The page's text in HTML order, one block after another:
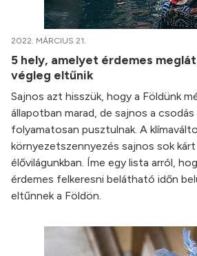
2022. MÁRCIUS 21.
5 hely, amelyet érdemes
végleg eltűnik
Sajnos azt hisszük, hogy a Földünk
állapotban marad, de sajnos a
folyamatosan pusztulnak. A
környezetszennyezés sajnos sok
élővilágunkban. Íme egy lista arról,
érdemes felkeresni belátható időn
eltűnnek a Földön.